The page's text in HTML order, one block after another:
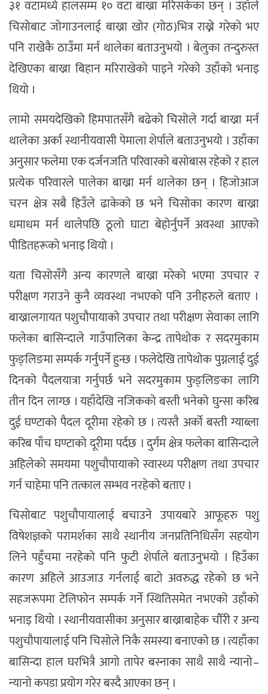
३१ वटामध्ये हालसम्म १० वटा बाख्रा मरिसकेका छन् । उहाँले
चिसोबाट जोगाउनलाई बाख्रा खोर (गोठ)भित्र राख्ने गरेको भए
पनि राखेकै ठाउँमा मर्न थालेका बताउनुभयो । बेलुका तन्दुरुस्त
देखिएका बाख्रा बिहान मरिराखेको पाइने गरेको उहाँको भनाइ
थियो ।
लामो समयदेखिको हिमपातसँगै बढेको चिसोले गर्दा बाख्रा मर्न
थालेका अर्का स्थानीयवासी पेमाला शेर्पाले बताउनुभयो । उहाँका
अनुसार फलेमा एक दर्जनजति परिवारको बसोबास रहेको र हाल
प्रत्येक परिवारले पालेका बाख्रा मर्न थालेका छन् । हिजोआज
चरन क्षेत्र सबै हिउँले ढाकेको छ भने चिसोका कारण बाख्रा
धमाधम मर्न थालेपछि ठूलो घाटा बेहोर्नुपर्ने अवस्था आएको
पीडितहरूको भनाइ थियो ।
यता चिसोसँगै अन्य कारणले बाख्रा मरेको भएमा उपचार र
परीक्षण गराउने कुनै व्यवस्था नभएको पनि उनीहरुले बताए ।
बाख्रालगायत पशुचौपायाको उपचार तथा परीक्षण सेवाका लागि
फलेका बासिन्दाले गाउँपालिका केन्द्र तापेथोक र सदरमुकाम
फुङ्लिङमा सम्पर्क गर्नुपर्ने हुन्छ । फलेदेखि तापेथोक पुग्नलाई दुई
दिनको पैदलयात्रा गर्नुपर्छ भने सदरमुकाम फुङ्लिङका लागि
तीन दिन लाग्छ । यहाँदेखि नजिकको बस्ती भनेको घुन्सा करिब
दुई घण्टाको पैदल दूरीमा रहेको छ । त्यस्तै अर्को बस्ती ग्याब्ला
करिब पाँच घण्टाको दूरीमा पर्दछ । दुर्गम क्षेत्र फलेका बासिन्दाले
अहिलेको समयमा पशुचौपायाको स्वास्थ्य परीक्षण तथा उपचार
गर्न चाहेमा पनि तत्काल सम्भव नरहेको बताए ।
चिसोबाट पशुचौपायालाई बचाउने उपायबारे आफूहरु पशु
विषेशज्ञको परामर्शका साथै स्थानीय जनप्रतिनिधिसँग सहयोग
लिने पहुँचमा नरहेको पनि फुटी शेर्पाले बताउनुभयो । हिउँका
कारण अहिले आउजाउ गर्नलाई बाटो अवरुद्ध रहेको छ भने
सहजरूपमा टेलिफोन सम्पर्क गर्ने स्थितिसमेत नभएको उहाँको
भनाइ थियो । स्थानीयवासीका अनुसार बाख्राबाहेक चौँरी र अन्य
पशुचौपायालाई पनि चिसोले निकै समस्या बनाएको छ । त्यहाँका
बासिन्दा हाल घरभित्रै आगो तापेर बस्नाका साथै साथै न्यानो–
न्यानो कपडा प्रयोग गरेर बस्दै आएका छन् ।